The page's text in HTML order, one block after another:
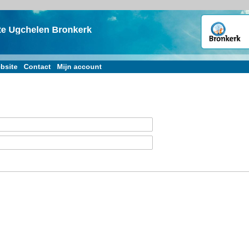
Ugchelen Bronkerk
Contact Mijn account